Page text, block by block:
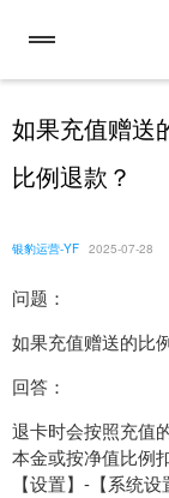
如果充值赠送
比例退款？
银豹运营-YF 2025-07-28
问题：
如果充值赠送的比
回答：
退卡时会按照充值
本金或按净值比例
【设置】-【系统